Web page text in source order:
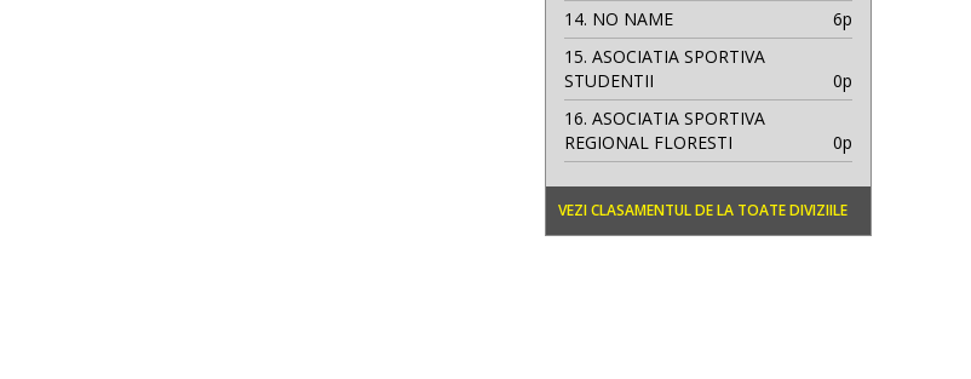
14. NO NAME
6p
15. ASOCIATIA SPORTIVA
STUDENTII
0p
16. ASOCIATIA SPORTIVA
REGIONAL FLORESTI
0p
VEZI CLASAMENTUL DE LA TOATE DIVIZIILE